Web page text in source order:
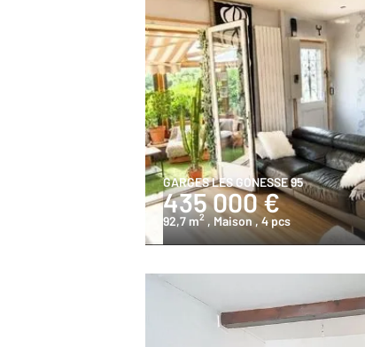
GARGES LES GONESSE 95
435 000 €
92,7 m2 , Maison , 4 pcs